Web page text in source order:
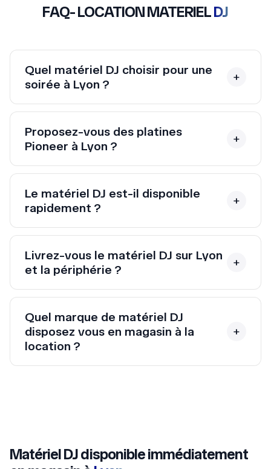
FAQ- LOCATION MATERIELDJ
Quel matériel DJ choisir pour une
soirée à Lyon ?
Proposez-vous des platines
Pioneer à Lyon ?
Le matériel DJ est-il disponible
rapidement ?
Livrez-vous le matériel DJ sur Lyon
et la périphérie ?
Quel marque de matériel DJ
disposez vous en magasin à la
location ?
Matériel DJ disponible immédiatement